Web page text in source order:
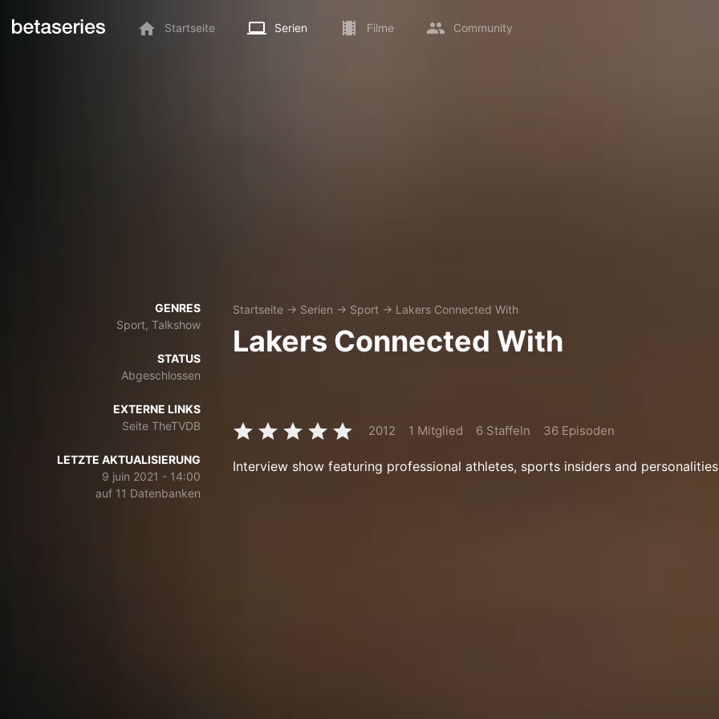
Startseite Serien Filme Community
GENRES
Sport, Talkshow
STATUS
Abgeschlossen
EXTERNE LINKS
Seite TheTVDB
LETZTE AKTUALISIERUNG
9 juin 2021 - 14:00
auf 11 Datenbanken
Startseite → Serien → Sport → Lakers Connected With
Lakers Connected With
2012 1 Mitglied 6 Staffeln 36 Episoden
Interview show featuring professional athletes, sports insiders and